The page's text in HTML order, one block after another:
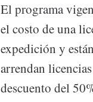
El programa
el costo de una
expedición y
arrendan
descuento del